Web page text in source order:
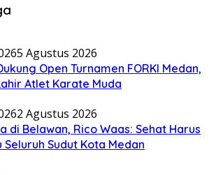
5 Agustus 2026
Open Turnamen FORKI Medan,
Atlet Karate Muda
2 Agustus 2026
di Belawan, Rico Waas: Sehat Harus
Seluruh Sudut Kota Medan